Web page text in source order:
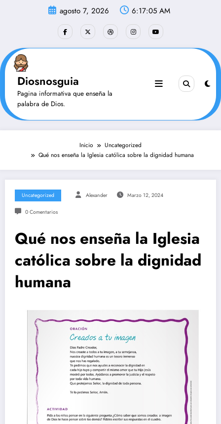
agosto 7, 2026 6:17:06 AM
Diosnosguia
Pagina informativa que enseña la
palabra de Dios.
Inicio
Uncategorized
Qué nos enseña la Iglesia católica sobre la dignidad humana
Uncategorized Alexander Marzo 12, 2024
0 Comentarios
Qué nos enseña la Iglesia
católica sobre la dignidad
humana